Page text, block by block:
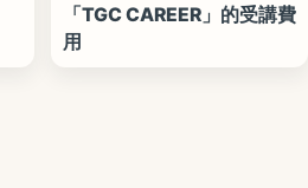
「TGC CAREER」的受講費
用